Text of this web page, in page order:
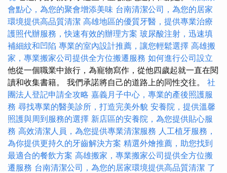
會點心，為您的聚會增添美味 台南清潔公司，為您的居家
環境提供高品質清潔 高雄地區的優質牙醫，提供專業治療
護照代辦服務，快速有效的辦理方案 玻尿酸注射，迅速填
補細紋和凹陷 專業的室內設計推薦，讓您輕鬆選擇 高雄搬
家，專業搬家公司提供全方位搬遷服務 如何進行公司設立
他從一個職業中旅行，為寵物寫作，從他四歲起就一直在閱
讀和收集書籍。 我們承諾將自己的道路上的同性交往。 社
團法人登記申請全攻略 嘉義月子中心，專業的產後照護服
務 尋找專業的醫美診所，打造完美外貌 安養院，提供溫馨
照護與周到服務的選擇 新店區的安養院，為您提供貼心服
務 高效清潔人員，為您提供專業清潔服務 人工植牙服務，
為你提供更持久的牙齒解決方案 精選外燴推薦，助您找到
最適合的餐飲方案 高雄搬家，專業搬家公司提供全方位搬
遷服務 台南清潔公司，為您的居家環境提供高品質清潔 了